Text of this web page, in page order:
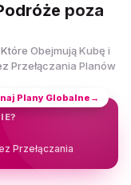
poza
Obejmują Kubę i
Przełączania Planów
Przełączania
Plany Globalne →